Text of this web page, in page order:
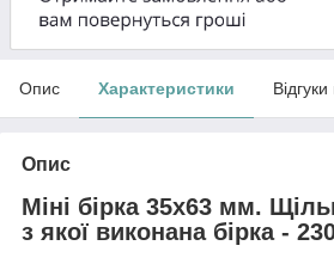
Опис Характеристики
Опис
Міні бірка 35х63 мм.
з якої виконана бірка -